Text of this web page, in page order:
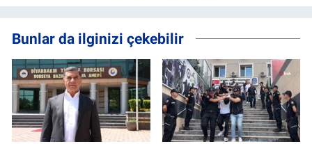
Bunlar da ilginizi çekebilir